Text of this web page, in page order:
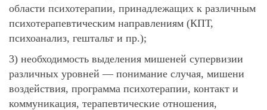
области психотерапии, принадлежащих к различным
психотерапевтическим направлениям (КПТ,
психоанализ, гештальт и пр.);
3) необходимость выделения мишеней супервизии
различных уровней — понимание случая, мишени
воздействия, программа психотерапии, контакт и
коммуникация, терапевтические отношения,